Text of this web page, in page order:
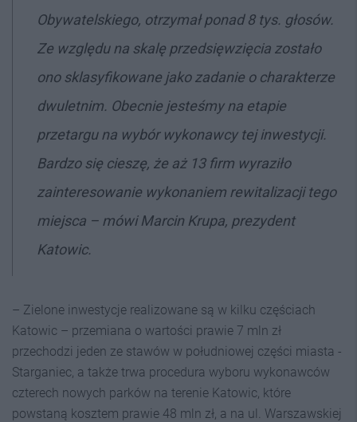
Obywatelskiego, otrzymał ponad 8 tys. głosów.
Ze względu na skalę przedsięwzięcia zostało
ono sklasyfikowane jako zadanie o charakterze
dwuletnim. Obecnie jesteśmy na etapie
przetargu na wybór wykonawcy tej inwestycji.
Bardzo się cieszę, że aż 13 firm wyraziło
zainteresowanie wykonaniem rewitalizacji tego
miejsca – mówi Marcin Krupa, prezydent
Katowic.
– Zielone inwestycje realizowane są w kilku częściach
Katowic – przemiana o wartości prawie 7 mln zł
przechodzi jeden ze stawów w południowej części miasta -
Starganiec, a także trwa procedura wyboru wykonawców
czterech nowych parków na terenie Katowic, które
powstaną kosztem prawie 48 mln zł, a na ul. Warszawskiej